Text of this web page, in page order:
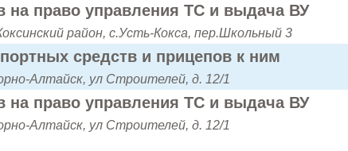
на право управления ТС и выдача ВУ
район, с.Усть-Кокса, пер.Школьный 3
средств и прицепов к ним
Алтайск, ул Строителей, д. 12/1
на право управления ТС и выдача ВУ
Алтайск, ул Строителей, д. 12/1